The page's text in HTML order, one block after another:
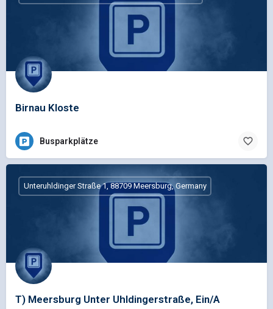
Birnau Kloste
Busparkplätze
T) Meersburg Unter Uhldingerstraße, Ein/A
Unteruhldinger Straße 1, 88709 Meersburg, Germany